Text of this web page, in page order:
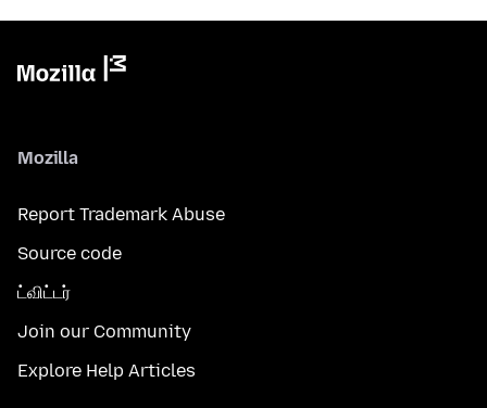
Mozilla
Report Trademark Abuse
Source code
ட்விட்டர்
Join our Community
Explore Help Articles